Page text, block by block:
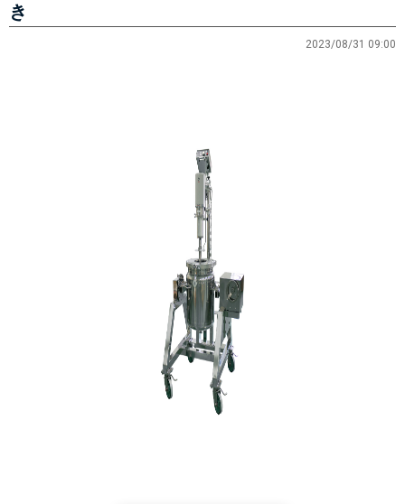
き
2023/08/31 09:00